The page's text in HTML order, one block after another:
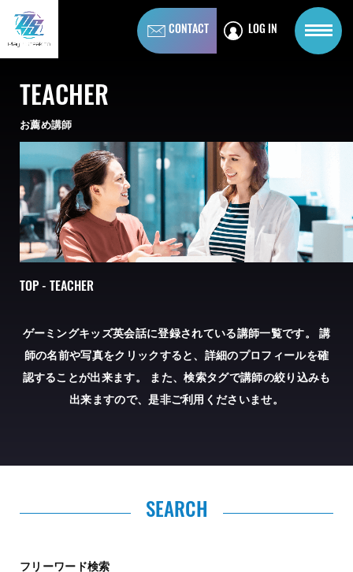
CONTACT LOG IN
TEACHER
お薦め講師
TOP - TEACHER
ゲーミングキッズ英会話に登録されている講師一覧です。
講
師の名前や写真をクリックすると、詳細のプロフィールを確
認することが出来ます。
また、検索タグで講師の絞り込みも
出来ますので、是非ご利用くださいませ。
SEARCH
フリーワード検索